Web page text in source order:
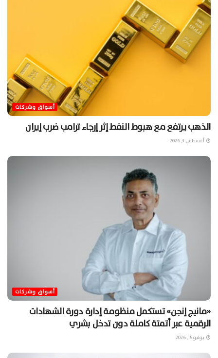
أسواق وشركات
الذهب يرتفع مع هبوط النفط إثر إرجاء ترامب ضرب إيران
أغسطس 3, 2026
أسواق وشركات
«مانيج إنجن» تستكمل منظومة إدارة دورة الشهادات
الرقمية عبر أتمتة كاملة دون تدخل بشري
يوليو 15, 2026